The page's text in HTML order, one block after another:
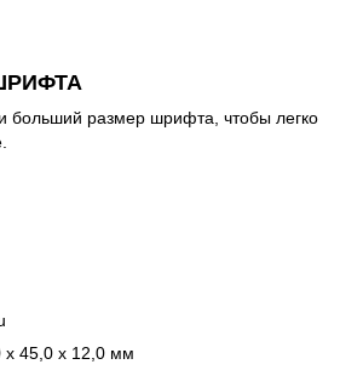
больший размер шрифта, чтобы легко
x 45,0 x 12,0 мм